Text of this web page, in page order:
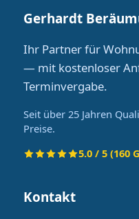
Gerhardt
Ihr Partner für
— mit kostenloser
Terminvergabe.
Seit über 25 Jahren
Preise.
5.0 / 5 (160
Kontakt